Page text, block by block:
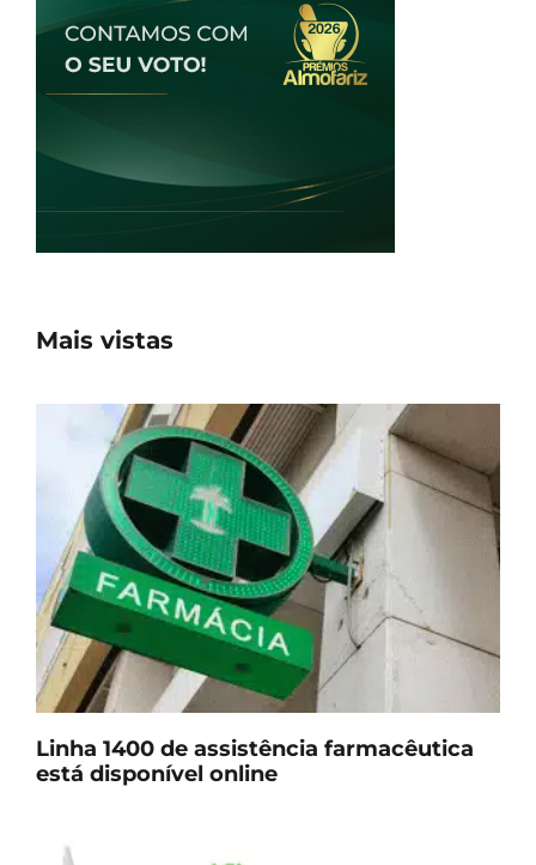
Mais vistas
Linha 1400 de assistência farmacêutica
está disponível online